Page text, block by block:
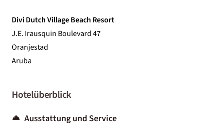
Divi Dutch Village Beach Resort
J.E. Irausquin Boulevard 47
Oranjestad
Aruba
Hotelüberblick
Ausstattung und Service